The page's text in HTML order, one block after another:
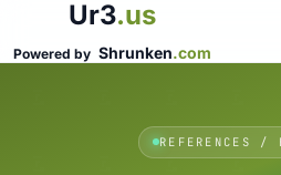
Ur3.us
Powered by Shrunken.com
REFERENCES /